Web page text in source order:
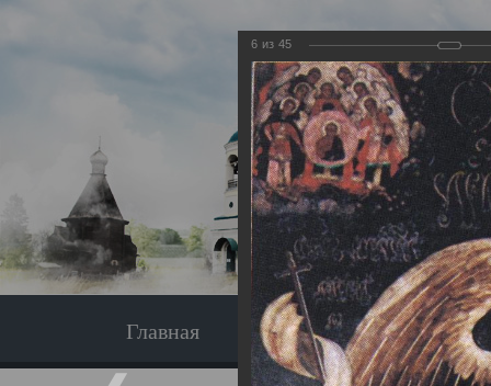
Главная Экскурсия
6 из 45